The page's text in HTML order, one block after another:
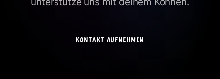
Kontakt aufnehmen